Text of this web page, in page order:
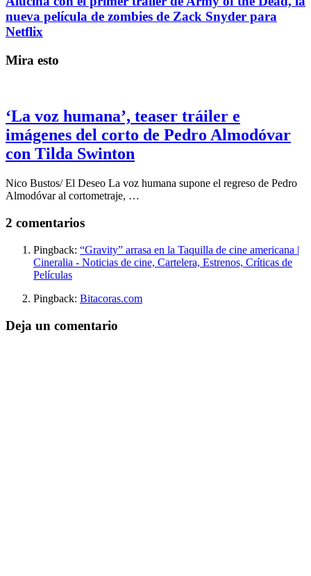
nueva película de zombies de Zack Snyder para
Netflix
Mira esto
‘La voz humana’, teaser tráiler e
imágenes del corto de Pedro Almodóvar
con Tilda Swinton
Nico Bustos/ El Deseo La voz humana supone el regreso de Pedro
Almodóvar al cortometraje, …
2 comentarios
Pingback: “Gravity” arrasa en la Taquilla de cine americana |
Cineralia - Noticias de cine, Cartelera, Estrenos, Críticas de
Películas
Pingback: Bitacoras.com
Deja un comentario